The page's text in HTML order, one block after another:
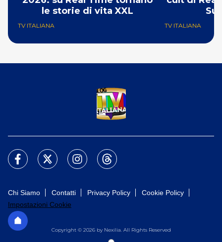
le storie di vita XXL
TV ITALIANA TV ITALIANA
Chi Siamo Contatti Privacy Policy
Cookie Policy
Impostazioni Cookie
Copyright © 2026 by Nexilia. All Rights Reserved